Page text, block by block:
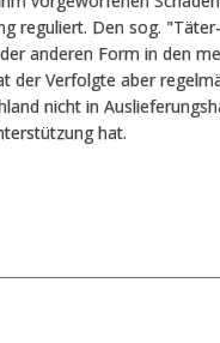
reguliert. Den sog.
anderen Form in den
der Verfolgte aber
nicht in
hat.